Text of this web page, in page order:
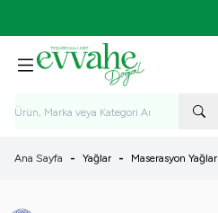
Ana Sayfa - Yağlar - Maserasyon Yağlar